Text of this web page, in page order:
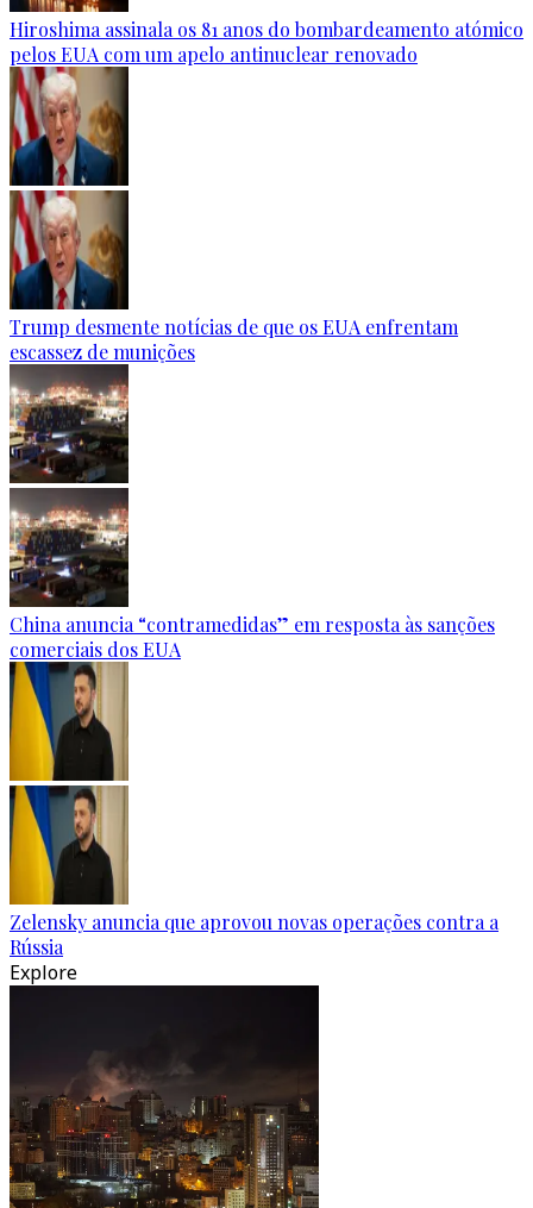
Hiroshima assinala os 81 anos do bombardeamento atómico
pelos EUA com um apelo antinuclear renovado
Trump desmente notícias de que os EUA enfrentam
escassez de munições
China anuncia “contramedidas” em resposta às sanções
comerciais dos EUA
Zelensky anuncia que aprovou novas operações contra a
Rússia
Explore